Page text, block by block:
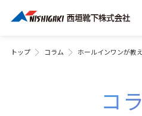
トップ コラム ホールインワンが教
コ